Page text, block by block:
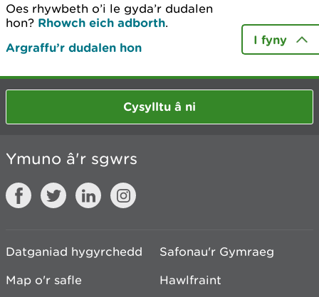
Oes rhywbeth o’i le gyda’r dudalen
hon? Rhowch eich adborth.
Argraffu’r dudalen hon
I fyny
Cysylltu â ni
Ymuno â'r sgwrs
Datganiad hygyrchedd
Safonau'r Gymraeg
Map o'r safle
Hawlfraint